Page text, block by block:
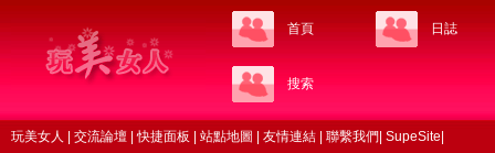
首頁 日誌
搜索
玩美女人 交流論壇 |快捷面板 站點地圖 友情連結 聯繫我們 SupeSite